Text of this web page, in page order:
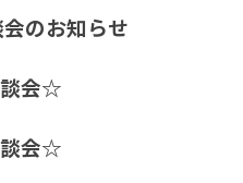
のお知らせ
会☆
会☆